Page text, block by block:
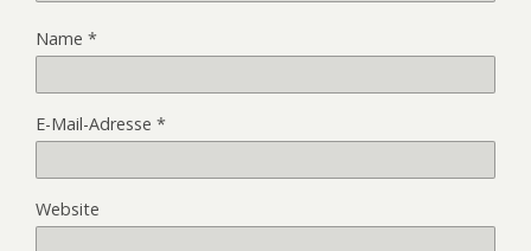
Name *
E-Mail-Adresse *
Website